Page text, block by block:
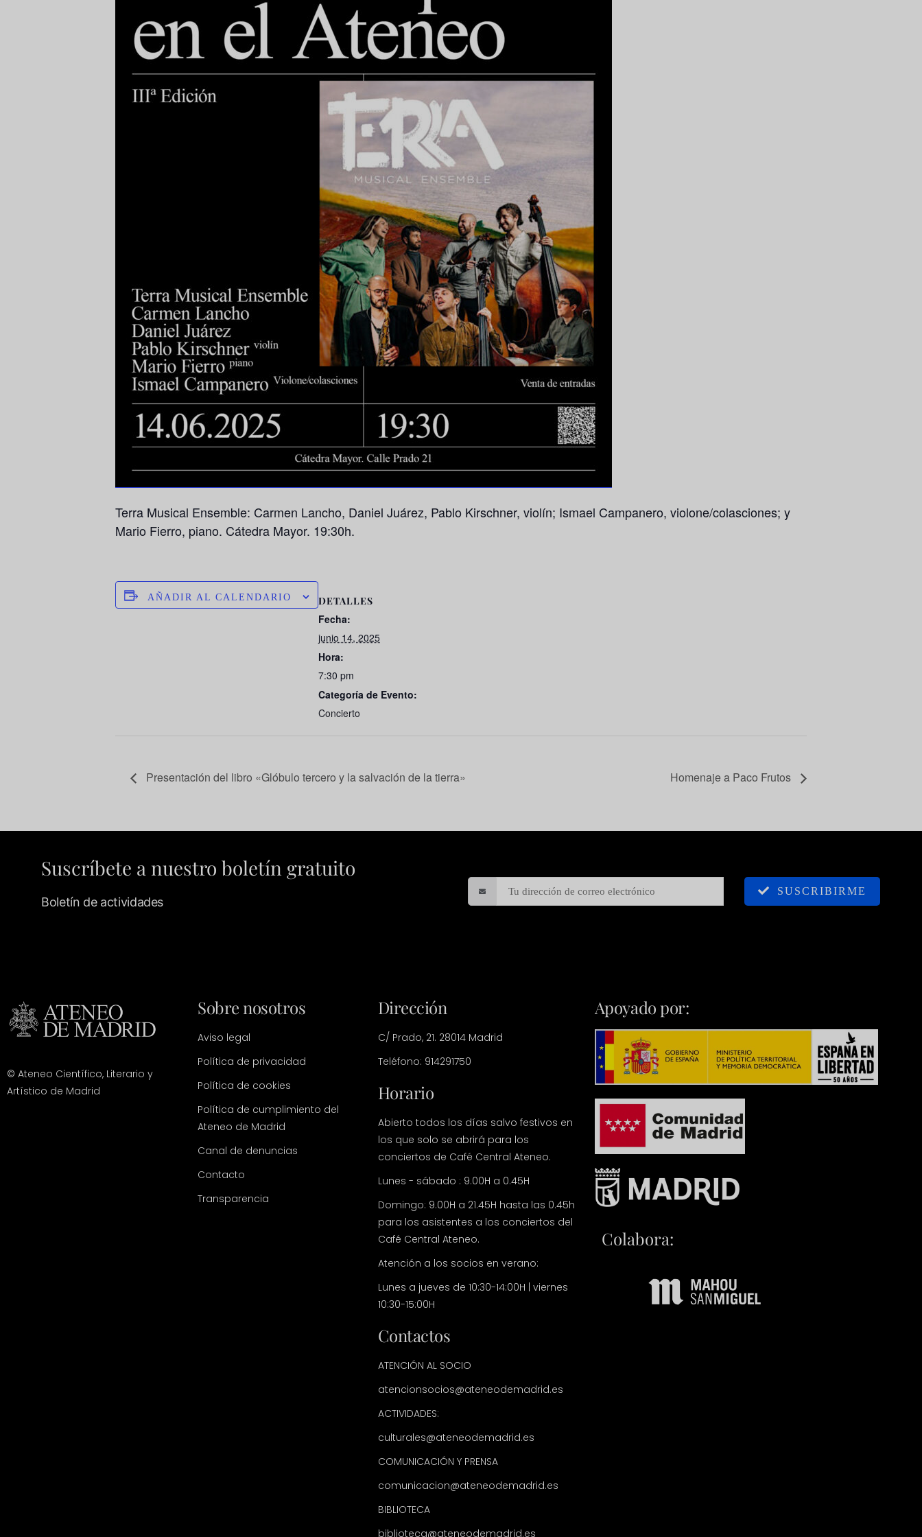
Terra Musical Ensemble: Carmen Lancho, Daniel Juárez, Pablo Kirschner, violín; Ismael Campanero, violone/colasciones; y
Mario Fierro, piano. Cátedra Mayor. 19:30h.
AÑADIR AL CALENDARIO DETALLES
Fecha:
junio 14, 2025
Hora:
7:30 pm
Categoría de Evento:
Concierto
Presentación del libro «Glóbulo tercero y la salvación de la tierra» Homenaje a Paco Frutos
Suscríbete a nuestro boletín gratuito
Boletín de actividades
SUSCRIBIRME
© Ateneo Científico, Literario y
Artístico de Madrid
Sobre nosotros
Aviso legal
Política de privacidad
Política de cookies
Política de cumplimiento del
Ateneo de Madrid
Canal de denuncias
Contacto
Transparencia
Dirección
C/ Prado, 21. 28014 Madrid
Teléfono: 914291750
Horario
Abierto todos los días salvo festivos en
los que solo se abrirá para los
conciertos de Café Central Ateneo.
Lunes - sábado : 9.00H a 0.45H
Domingo: 9.00H a 21.45H hasta las 0.45h
para los asistentes a los conciertos del
Café Central Ateneo.
Atención a los socios en verano:
Lunes a jueves de 10:30-14:00H | viernes
10:30-15:00H
Contactos
ATENCIÓN AL SOCIO
atencionsocios@ateneodemadrid.es
ACTIVIDADES:
culturales@ateneodemadrid.es
COMUNICACIÓN Y PRENSA
comunicacion@ateneodemadrid.es
BIBLIOTECA
biblioteca@ateneodemadrid.es
Apoyado por:
Colabora: